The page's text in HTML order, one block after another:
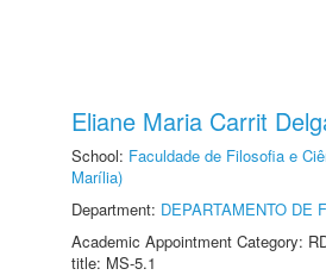
Eliane Maria Carrit
School: Faculdade de Filosofia e
Marília)
Department: DEPARTAMENTO DE
Academic Appointment Category:
title: MS-5.1